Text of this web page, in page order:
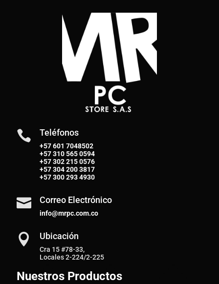
 Teléfonos
+57 601 7048502
+57310 565 0594
+57302 215 0576
+57304 200 3817
+57300 293 4930
 Correo Electrónico
info@mrpc.com.co
 Ubicación
Cra 15 #78-33,
Locales 2-224/2-225
Nuestros Productos